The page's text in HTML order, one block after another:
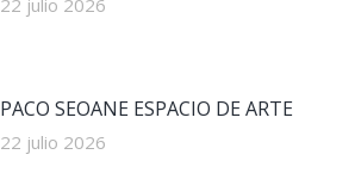
PACO SEOANE ESPACIO DE ARTE
22 julio 2026